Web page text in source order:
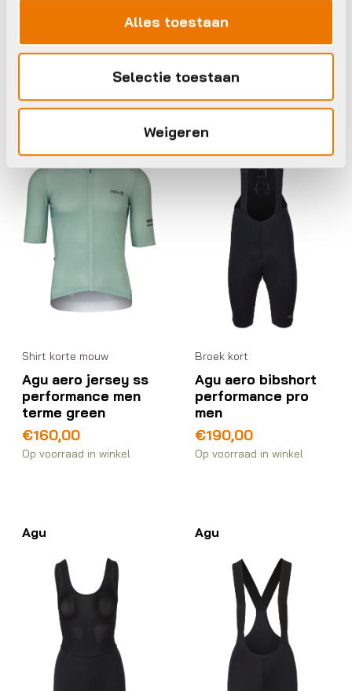
Alles toestaan
Selectie toestaan
Weigeren
€89,99
Op voorraad in winkel
Agu
Shirt korte mouw
Agu aero jersey ss
performance men
terme green
€160,00
Op voorraad in winkel
Agu
Broek kort
Agu aero bibshort
performance pro
men
€190,00
Op voorraad in winkel
Agu Agu